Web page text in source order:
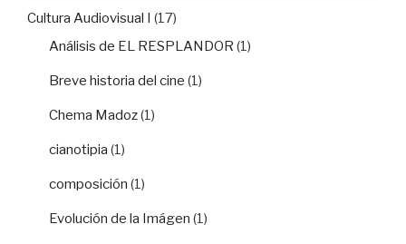
Cultura Audiovisual I (17)
Análisis de EL RESPLANDOR (1)
Breve historia del cine (1)
Chema Madoz(1)
cianotipia (1)
composición (1)
Evolución de la Imágen (1)